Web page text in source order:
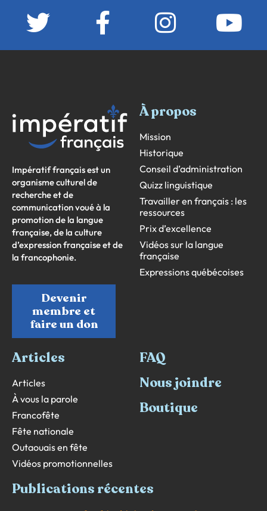
Impératif français est un
organisme culturel de
recherche et de
communication voué à la
promotion de la langue
française, de la culture
d’expression française et de
la francophonie.
Devenir
membre et
faire un don
À propos
Mission
Historique
Conseil d’administration
Quizz linguistique
Travailler en français : les
ressources
Prix d’excellence
Vidéos sur la langue
française
Expressions québécoises
Articles
Articles
À vous la parole
Francofête
Fête nationale
Outaouais en fête
Vidéos promotionnelles
FAQ
Nous joindre
Boutique
Publications récentes